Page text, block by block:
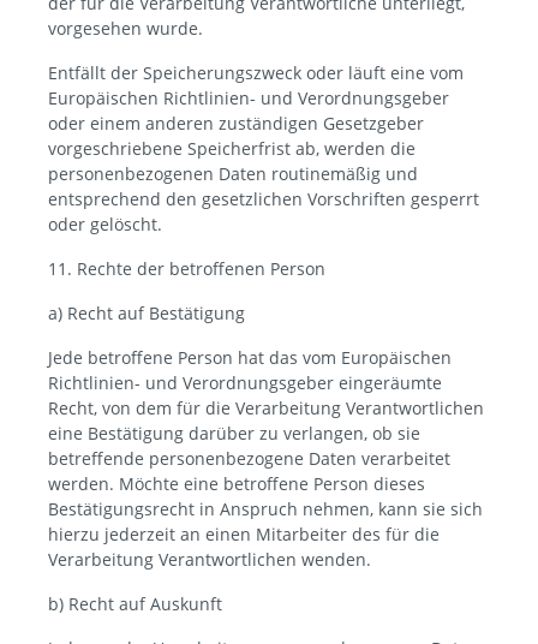
vorgesehen wurde.
Entfällt der Speicherungszweck oder läuft eine vom
Europäischen Richtlinien- und Verordnungsgeber
oder einem anderen zuständigen Gesetzgeber
vorgeschriebene Speicherfrist ab, werden die
personenbezogenen Daten routinemäßig und
entsprechend den gesetzlichen Vorschriften gesperrt
oder gelöscht.
11. Rechte der betroffenen Person
a) Recht auf Bestätigung
Jede betroffene Person hat das vom Europäischen
Richtlinien- und Verordnungsgeber eingeräumte
Recht, von dem für die Verarbeitung Verantwortlichen
eine Bestätigung darüber zu verlangen, ob sie
betreffende personenbezogene Daten verarbeitet
werden. Möchte eine betroffene Person dieses
Bestätigungsrecht in Anspruch nehmen, kann sie sich
hierzu jederzeit an einen Mitarbeiter des für die
Verarbeitung Verantwortlichen wenden.
b) Recht auf Auskunft